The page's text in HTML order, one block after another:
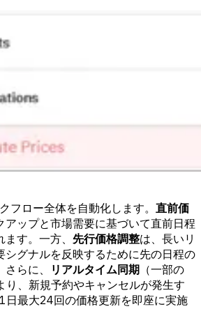
フロー全体を自動化します。 直前価
アップと市場需要に基づいて直前日程
す。一方、 先行価格調整は、長いリ
シグナルを反映するために先の日程の
らに、
リアルタイム同期 （一部の
り、新規予約やキャンセルが発生す
日最大24回の価格更新を即座に実施